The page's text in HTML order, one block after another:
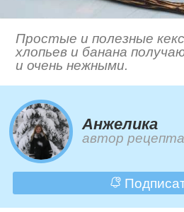
Простые и полезные
хлопьев и банана
и очень нежными.
Анжелика
автор рецепта